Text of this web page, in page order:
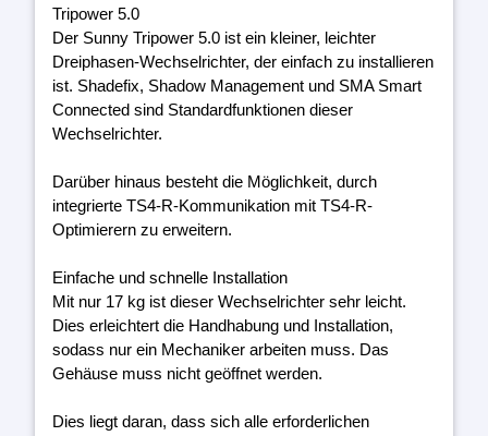
Tripower 5.0
Der Sunny Tripower 5.0 ist ein kleiner, leichter
Dreiphasen-Wechselrichter, der einfach zu installieren
ist. Shadefix, Shadow Management und SMA Smart
Connected sind Standardfunktionen dieser
Wechselrichter.
Darüber hinaus besteht die Möglichkeit, durch
integrierte TS4-R-Kommunikation mit TS4-R-
Optimierern zu erweitern.
Einfache und schnelle Installation
Mit nur 17 kg ist dieser Wechselrichter sehr leicht.
Dies erleichtert die Handhabung und Installation,
sodass nur ein Mechaniker arbeiten muss. Das
Gehäuse muss nicht geöffnet werden.
Dies liegt daran, dass sich alle erforderlichen